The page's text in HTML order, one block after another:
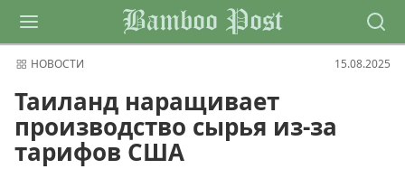
Bamboo Post
НОВОСТИ 15.08.2025
Таиланд наращивает
производство сырья из-за
тарифов США